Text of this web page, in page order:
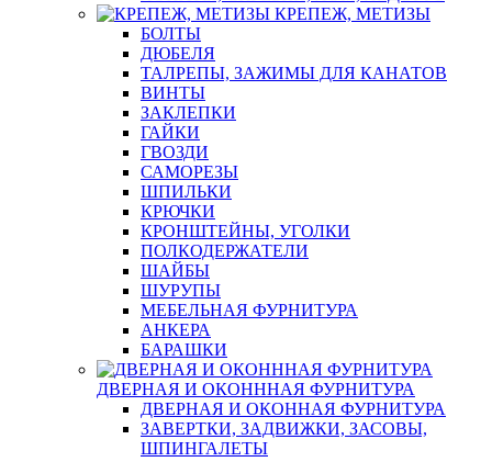
КРЕПЕЖ, МЕТИЗЫ
БОЛТЫ
ДЮБЕЛЯ
ТАЛРЕПЫ, ЗАЖИМЫ ДЛЯ КАНАТОВ
ВИНТЫ
ЗАКЛЕПКИ
ГАЙКИ
ГВОЗДИ
САМОРЕЗЫ
ШПИЛЬКИ
КРЮЧКИ
КРОНШТЕЙНЫ, УГОЛКИ
ПОЛКОДЕРЖАТЕЛИ
ШАЙБЫ
ШУРУПЫ
МЕБЕЛЬНАЯ ФУРНИТУРА
АНКЕРА
БАРАШКИ
ДВЕРНАЯ И ОКОНННАЯ ФУРНИТУРА
ДВЕРНАЯ И ОКОННАЯ ФУРНИТУРА
ЗАВЕРТКИ, ЗАДВИЖКИ, ЗАСОВЫ,
ШПИНГАЛЕТЫ